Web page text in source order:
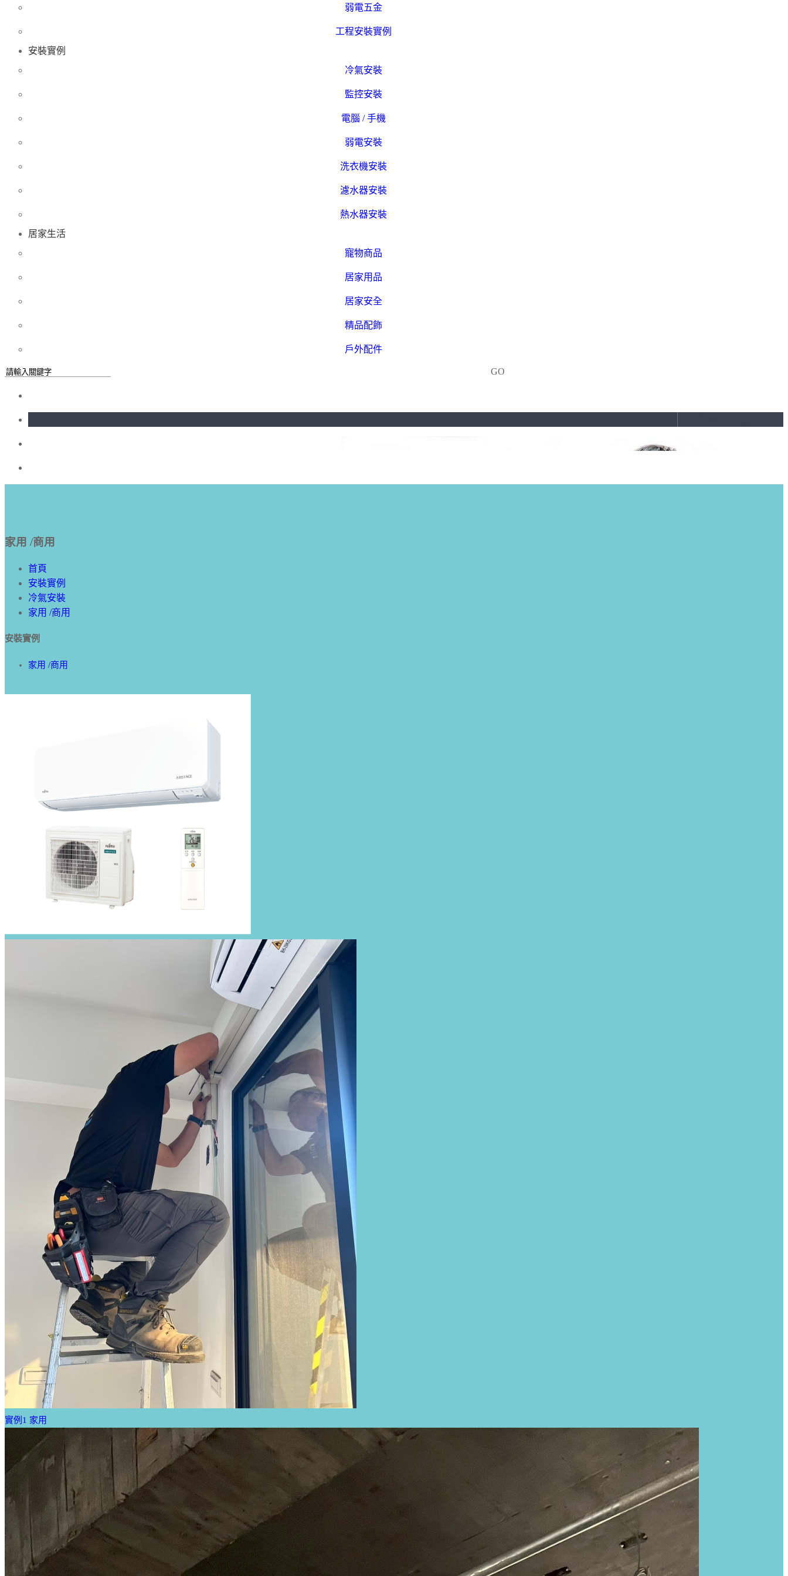
弱電五金
工程安裝實例
安裝實例
冷氣安裝
監控安裝
電腦 / 手機
弱電安裝
洗衣機安裝
濾水器安裝
熱水器安裝
居家生活
寵物商品
居家用品
居家安全
精品配飾
戶外配件
GO
家用 /商用
首頁
安裝實例
冷氣安裝
家用 /商用
安裝實例
家用 /商用
實例1 家用